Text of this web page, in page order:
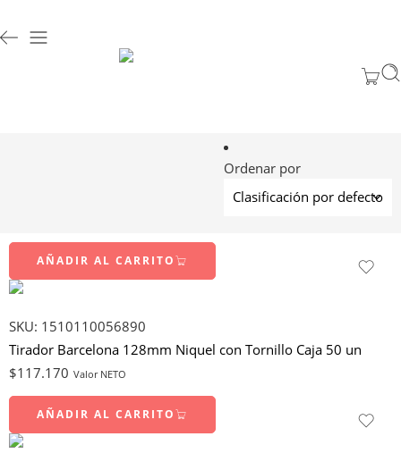
Ordenar por
AÑADIR AL CARRITO
SKU: 1510110056890
Tirador Barcelona 128mm Niquel con Tornillo Caja 50 un
$117.170 Valor NETO
AÑADIR AL CARRITO